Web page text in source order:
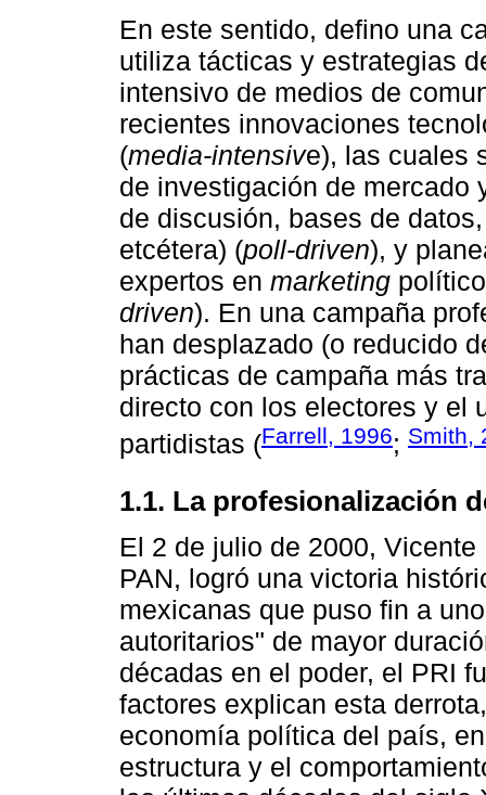
En este sentido, defino una
utiliza tácticas y estrategias
intensivo de medios de
recientes innovaciones
(media-intensive), las cuales
de investigación de mercado
de discusión, bases de
etcétera) (poll-driven), y
expertos en marketing
driven). En una campaña
han desplazado (o reducido
prácticas de campaña más
directo con los electores y el
partidistas (Farrell, 1996; Smith,
1.1. La profesionalización
El 2 de julio de 2000,
PAN, logró una victoria
mexicanas que puso fin a
autoritarios" de mayor
décadas en el poder, el PRI
factores explican esta
economía política del país,
estructura y el